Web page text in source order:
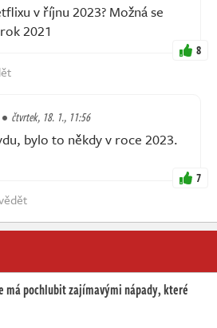
v říjnu 2023? Možná se
2021
8
čtvrtek, 18. 1., 11:56
bylo to někdy v roce 2023.
7
má pochlubit zajímavými nápady, které